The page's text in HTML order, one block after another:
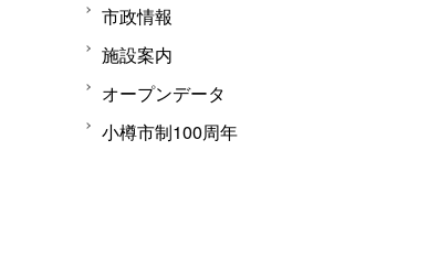
市政情報
施設案内
オープンデータ
小樽市制100周年